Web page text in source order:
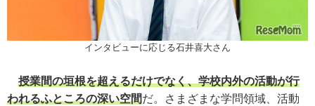
インタビューに応じる石井喜大さん
授業間の垣根を超えるだけでなく、学校内外の活動が行
われるふところの深い空間だ。さまざまな学問領域、活動